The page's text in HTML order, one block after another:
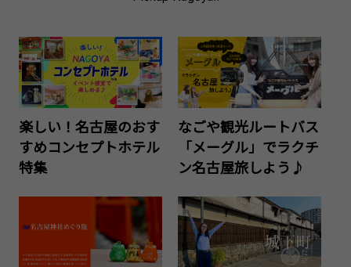
楽しい！名古屋のおす
すめコンセプトホテル
特集
なごや観光ルートバス
「メーグル」でラクチ
ン名古屋旅しよう♪